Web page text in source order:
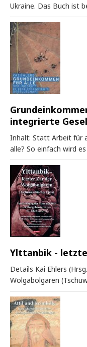
Ukraine. Das Buch ist
integrierte
Inhalt: Statt Arbeit für
alle? So einfach wird
Ylttanbik -
Details Kai Ehlers
Wolgabolgaren